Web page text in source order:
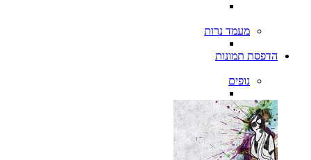
מעמד נרות
הדפסת תמונות
נופים